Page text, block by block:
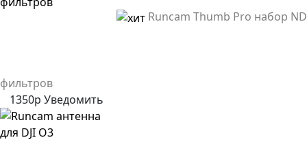
Runcam Thumb Pro набор ND
фильтров
1350р Уведомить